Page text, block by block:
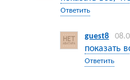
Ответить
guest8
показать
Ответить